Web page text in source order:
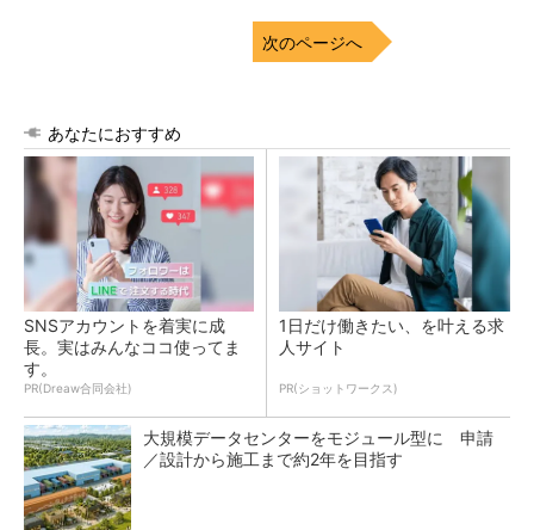
次のページへ
あなたにおすすめ
SNSアカウントを着実に成
長。実はみんなココ使ってま
す。
PR(Dreaw合同会社)
1日だけ働きたい、を叶える求
人サイト
PR(ショットワークス)
大規模データセンターをモジュール型に 申請
／設計から施工まで約2年を目指す